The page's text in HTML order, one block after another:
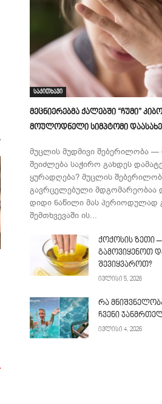
საკითხავი
მეცნიერებმა ქალებში “ჩუმი”
მოულოდნელი სიმპტომი
მუცლის მუდმივი შებერილობა
შეიძლება საჭირო გახდეს
ყურადღება? მუცლის
გავრცელებული მდგომარეობაა
დიდი ნაწილი მას პერიოდულად
შემთხვევაში ის...
ქოქოსის ზეთი
გამოვიყენოთ
შევიყვაროთ?
ივლისი 5, 2026
რა
ჩვენი
ივლისი 4, 2026